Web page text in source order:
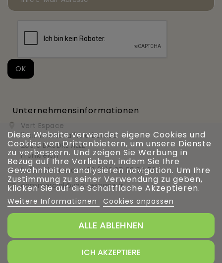
Unternehmensinformationen

Vert Espace
11 bis rue de la haie bardée
28310 BAUDREVILLE
Frankreich
 Rufen Sie uns an +33 (0)2 37 99 54 56
 commercial@vert-espace.fr
Diese Website verwendet eigene Cookies und
Cookies von Drittanbietern, um unsere Dienste
zu verbessern. Und zeigen Sie Werbung in
Bezug auf Ihre Vorlieben, indem Sie Ihre
Gewohnheiten analysieren navigation. Um Ihre
Zustimmung zu seiner Verwendung zu geben,
klicken Sie auf die Schaltfläche Akzeptieren.
Weitere Informationen Cookies anpassen
ALLE ABLEHNEN
ICH AKZEPTIERE